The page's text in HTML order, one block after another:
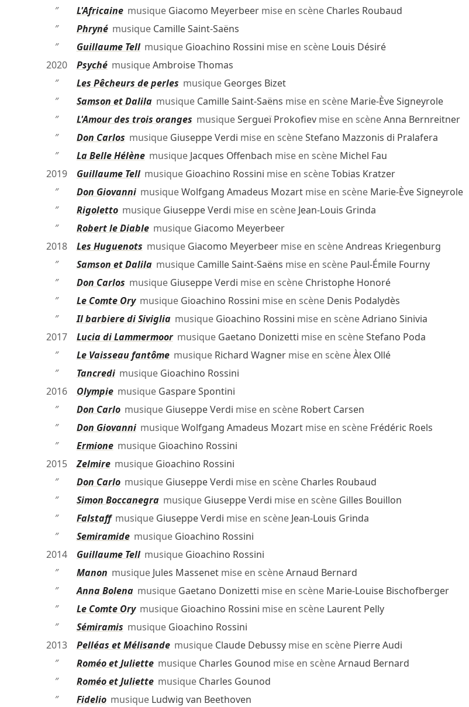
″
L'Africainemusique Giacomo Meyerbeermise en scène Charles Roubaud
″
Phrynémusique Camille Saint-Saëns
″
Guillaume Tellmusique Gioachino Rossini mise en scène Louis Désiré
2020
PsychémusiqueAmbroise Thomas
″
Les Pêcheurs de perles musique Georges Bizet
″
Samson et Dalilamusique Camille Saint-Saëns mise en scène Marie-Ève Signeyrole
″
L'Amour des trois oranges musiqueSergueï Prokofievmise en scèneAnna Bernreitner
″
Don Carlos musique Giuseppe Verdi mise en scèneStefano Mazzonis di Pralafera
″
La Belle Hélènemusique Jacques Offenbach mise en scène Michel Fau
2019
Guillaume Tellmusique Gioachino Rossini mise en scèneTobias Kratzer
″
Don GiovannimusiqueWolfgang Amadeus Mozartmise en scène Marie-Ève Signeyrole
″
Rigolettomusique Giuseppe Verdi mise en scène Jean-Louis Grinda
″
Robert le Diablemusique Giacomo Meyerbeer
2018
Les Huguenots musique Giacomo Meyerbeermise en scèneAndreas Kriegenburg
″
Samson et Dalilamusique Camille Saint-Saëns mise en scène Paul-Émile Fourny
″
Don Carlos musique Giuseppe Verdi mise en scène Christophe Honoré
″
Le Comte Orymusique Gioachino Rossini mise en scène Denis Podalydès
″
Il barbiere di Sivigliamusique Gioachino Rossini mise en scèneAdriano Sinivia
2017
Lucia di Lammermoormusique Gaetano Donizetti mise en scèneStefano Poda
″
Le Vaisseau fantômemusique Richard Wagnermise en scèneÀlex Ollé
″
Tancredimusique Gioachino Rossini
2016
Olympiemusique Gaspare Spontini
″
Don Carlomusique Giuseppe Verdi mise en scène Robert Carsen
″
Don GiovannimusiqueWolfgang Amadeus Mozartmise en scène Frédéric Roels
″
Ermionemusique Gioachino Rossini
2015
Zelmiremusique Gioachino Rossini
″
Don Carlomusique Giuseppe Verdi mise en scène Charles Roubaud
″
Simon Boccanegramusique Giuseppe Verdi mise en scène Gilles Bouillon
″
Falstaffmusique Giuseppe Verdi mise en scène Jean-Louis Grinda
″
Semiramidemusique Gioachino Rossini
2014
Guillaume Tellmusique Gioachino Rossini
″
Manon musique Jules Massenetmise en scèneArnaud Bernard
″
Anna Bolenamusique Gaetano Donizetti mise en scène Marie-Louise Bischofberger
″
Le Comte Orymusique Gioachino Rossini mise en scène Laurent Pelly
″
Sémiramis musique Gioachino Rossini
2013
Pelléas et Mélisandemusique Claude Debussymise en scène Pierre Audi
″
Roméo et Juliettemusique Charles Gounod mise en scèneArnaud Bernard
″
Roméo et Juliettemusique Charles Gounod
″
Fideliomusique Ludwig van Beethoven